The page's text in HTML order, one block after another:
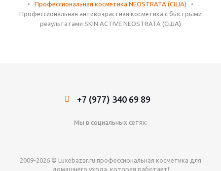
•
Профессиональная косметика NEOSTRATA (США)
•
Профессиональная антивозрастная косметика с быстрыми
результатами SKIN ACTIVE NEOSTRATA (США)
+7 (977) 340 69 89
Мы в социальных сетях:
2009-2026 © Luxebazar.ru профессиональная косметика для
домашнего ухода, которая работает!